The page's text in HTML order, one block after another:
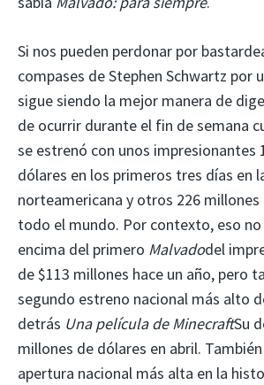
Si nos pueden perdonar por
compases de Stephen Schwartz por
sigue siendo la mejor manera de
de ocurrir durante el fin de semana
se estrenó con unos impresionantes
dólares en los primeros tres días en
norteamericana y otros 226 millones
todo el mundo. Por contexto, eso
encima del primero Malvadodel
de $113 millones hace un año, pero
segundo estreno nacional más alto
detrás Una película de MinecraftSu
millones de dólares en abril.
apertura nacional más alta en la